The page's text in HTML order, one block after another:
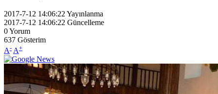
2017-7-12 14:06:22 Yayınlanma
2017-7-12 14:06:22 Güncelleme
0Yorum
637 Gösterim
A- A+